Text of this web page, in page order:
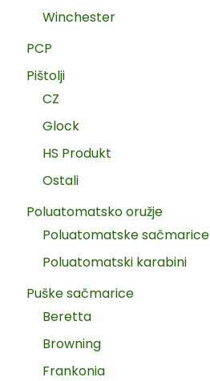
Winchester
PCP
Pištolji
CZ
Glock
HS Produkt
Ostali
Poluatomatsko oružje
Poluatomatske sačmarice
Poluatomatski karabini
Puške sačmarice
Beretta
Browning
Frankonia